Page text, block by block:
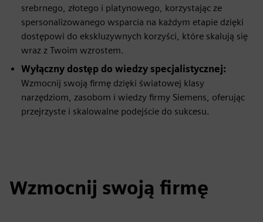
srebrnego, złotego i platynowego, korzystając ze
spersonalizowanego wsparcia na każdym etapie dzięki
dostępowi do ekskluzywnych korzyści, które skalują się
wraz z Twoim wzrostem.
Wyłączny dostęp do wiedzy specjalistycznej:
Wzmocnij swoją firmę dzięki światowej klasy
narzędziom, zasobom i wiedzy firmy Siemens, oferując
przejrzyste i skalowalne podejście do sukcesu.
Wzmocnij swoją firmę